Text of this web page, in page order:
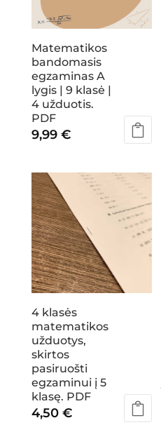
Matematikos
bandomasis
egzaminas A
lygis | 9 klasė |
4 užduotis.
PDF
9,99 €
4 klasės
matematikos
užduotys,
skirtos
pasiruošti
egzaminui į 5
klasę. PDF
4,50 €